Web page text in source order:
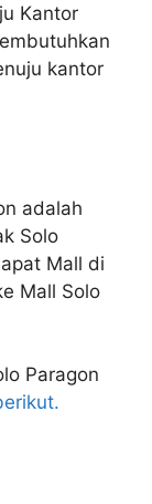
Kantor
kantor
adalah
Solo
Mall di
Mall Solo
Paragon